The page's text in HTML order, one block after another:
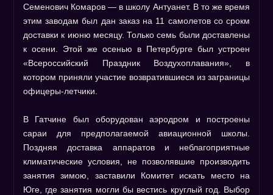
Семенович Комаров — в школу Антуанет. В то же время
этим заводам был дан заказ на 11 самолетов со срокм
доставки к июню месяцу. Только семь были доставлены
к осени. Этой же осенью в Петербурге был устроен
«Всероссийский Праздник Воздухоплавания», в
котором приняли участие возвратившиеся из заграницы
офицеры-летчики.
В Гатчине был оборудован аэродром и построены
сараи для предполагаемой авиационной школы.
Поздняя доставка аппаратов и неблагоприятные
климатические условия, не позволявшие производить
занятия зимою, заставили Комитет искать место на
Юге, где занятия могли бы вестись круглый год. Выбор